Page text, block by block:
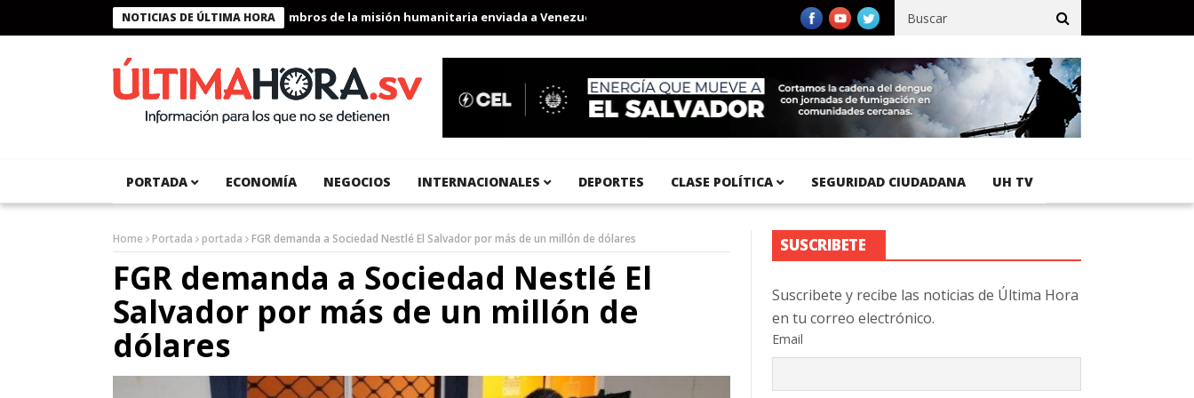
NOTICIAS DE ÚLTIMA HORA
Presidente Bukele condecora a miembros de la misión humanitaria enviada a Venezuela Aeropuerto Internacional del Pacífico registra 92 % de avance en obras de terracería
PORTADA ECONOMÍA NEGOCIOS INTERNACIONALES DEPORTES CLASE POLÍTICA SEGURIDAD CIUDADANA UH TV
Home Portada portada FGR demanda a Sociedad Nestlé El Salvador por más de un millón de dólares
FGR demanda a Sociedad Nestlé El
Salvador por más de un millón de
dólares
SUSCRIBETE
Suscribete y recibe las noticias de Última Hora
en tu correo electrónico.
Email